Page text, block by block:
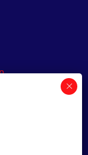
voor